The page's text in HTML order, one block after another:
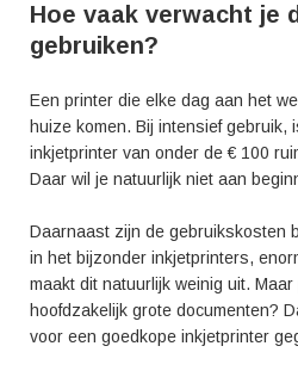
Hoe vaak verwacht je
gebruiken?
Een printer die elke dag aan het
huize komen. Bij intensief gebruik,
inkjetprinter van onder de € 100
Daar wil je natuurlijk niet aan
Daarnaast zijn de gebruikskosten
in het bijzonder inkjetprinters,
maakt dit natuurlijk weinig uit.
hoofdzakelijk grote documenten?
voor een goedkope inkjetprinter